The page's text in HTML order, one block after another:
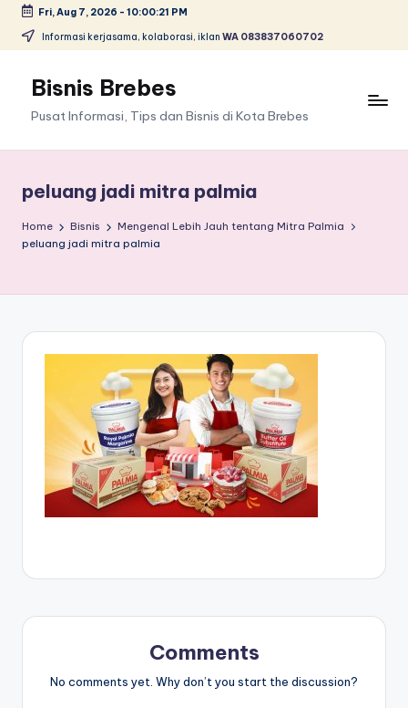
Skip
content
Fri, Aug 7, 2026 - 10:00:21 PM
Informasi kerjasama, kolaborasi, iklan WA 083837060702
Bisnis Brebes
Pusat Informasi, Tips dan Bisnis di Kota Brebes
peluang jadi mitra palmia
Home Bisnis
Mengenal Lebih Jauh tentang Mitra Palmia
peluang jadi mitra palmia
Comments
No comments yet. Why don’t you start the discussion?